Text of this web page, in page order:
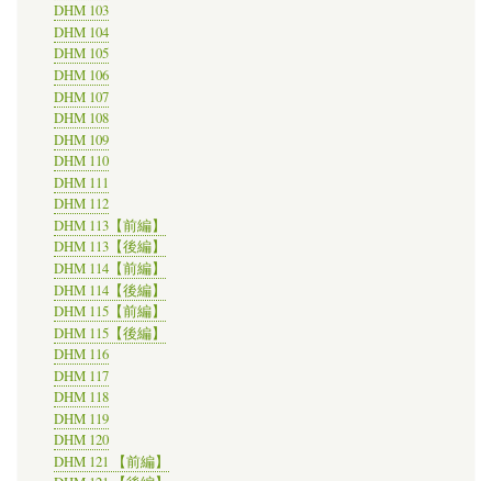
DHM 103
DHM 104
DHM 105
DHM 106
DHM 107
DHM 108
DHM 109
DHM 110
DHM 111
DHM 112
DHM 113【前編】
DHM 113【後編】
DHM 114【前編】
DHM 114【後編】
DHM 115【前編】
DHM 115【後編】
DHM 116
DHM 117
DHM 118
DHM 119
DHM 120
DHM 121 【前編】